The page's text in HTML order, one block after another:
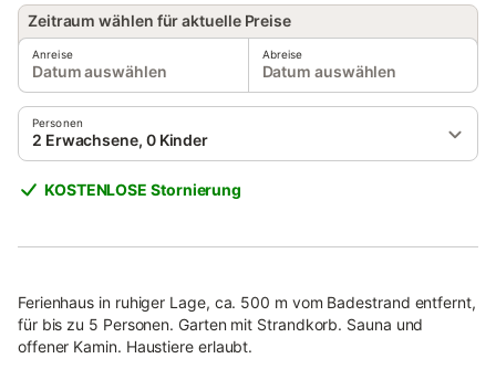
Zeitraum wählen für aktuelle Preise
Anreise
Datum auswählen
Abreise
Datum auswählen
Personen
2 Erwachsene, 0 Kinder
KOSTENLOSE Stornierung
Ferienhaus in ruhiger Lage, ca. 500 m vom Badestrand entfernt,
für bis zu 5 Personen. Garten mit Strandkorb. Sauna und
offener Kamin. Haustiere erlaubt.